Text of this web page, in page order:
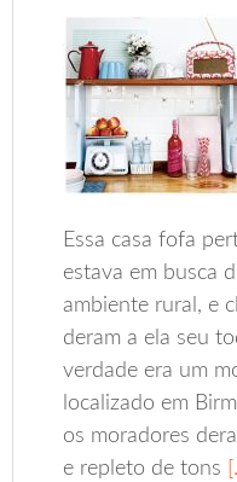
Essa casa fofa
estava em busca
ambiente rural, e
deram a ela seu
verdade era um
localizado em
os moradores
e repleto de tons